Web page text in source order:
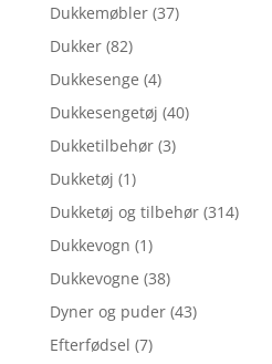
Dukkemøbler (37)
Dukker (82)
Dukkesenge (4)
Dukkesengetøj (40)
Dukketilbehør (3)
Dukketøj (1)
Dukketøj og tilbehør (314)
Dukkevogn (1)
Dukkevogne (38)
Dyner og puder (43)
Efterfødsel (7)